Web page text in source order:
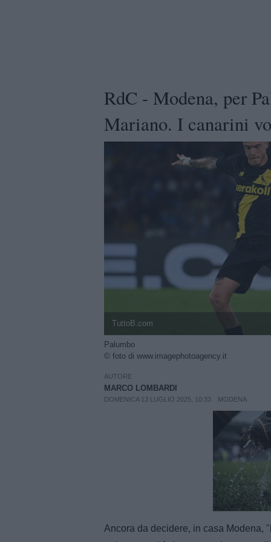
RdC - Modena, per
Mariano. I canarini
TuttoB.com
Palumbo
© foto di www.imagephotoagency.it
AUTORE
MARCO LOMBARDI
DOMENICA 13 LUGLIO 2025, 10:33 MODENA
Ancora da decidere, in casa Modena,